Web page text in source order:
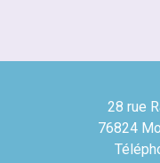
28 rue
76824